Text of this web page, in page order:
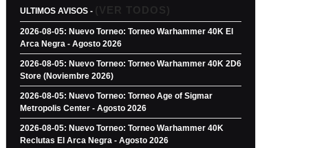
ULTIMOS AVISOS - (VER TODOS)
2026-08-05: Nuevo Torneo: Torneo Warhammer 40K El
Arca Negra - Agosto 2026
2026-08-05: Nuevo Torneo: Torneo Warhammer 40K 2D6
Store (Noviembre 2026)
2026-08-05: Nuevo Torneo: Torneo Age of Sigmar
Metropolis Center - Agosto 2026
2026-08-05: Nuevo Torneo: Torneo Warhammer 40K
Reclutas El Arca Negra - Agosto 2026